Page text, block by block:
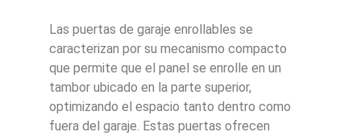
Las puertas de garaje enrollables se
caracterizan por su mecanismo compacto
que permite que el panel se enrolle en un
tambor ubicado en la parte superior,
optimizando el espacio tanto dentro como
fuera del garaje. Estas puertas ofrecen